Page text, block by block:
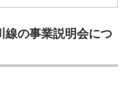
線の事業説明会につ